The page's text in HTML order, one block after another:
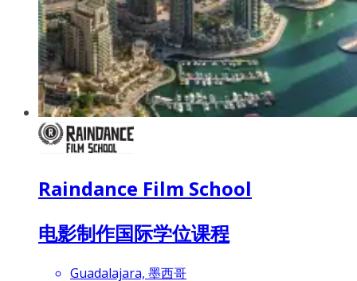
Raindance Film School
电影制作国际学位课程
Guadalajara, 墨西哥